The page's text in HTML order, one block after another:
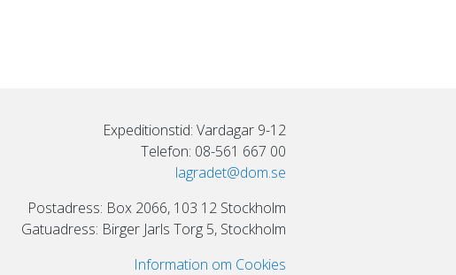
Expeditionstid: Vardagar 9-12
Telefon: 08-561 667 00
lagradet@dom.se
Postadress: Box 2066, 103 12 Stockholm
Gatuadress: Birger Jarls Torg 5, Stockholm
Information om Cookies